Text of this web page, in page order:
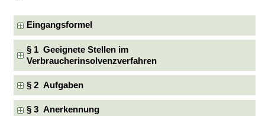
Eingangsformel
§ 1 Geeignete Stellen im
Verbraucherinsolvenzverfahren
§ 2 Aufgaben
§ 3 Anerkennung